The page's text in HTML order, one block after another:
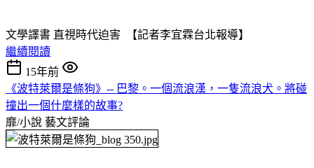
文學譯書 直視時代迫害 【記者李宜霖台北報導】
繼續閱讀
15年前
《波特萊爾是條狗》-- 巴黎。一個流浪漢，一隻流浪犬。將碰
撞出一個什麼樣的故事?
靡/小說 藝文評論